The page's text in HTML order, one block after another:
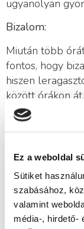
Ez a weboldal
Sütiket
szabásához,
valamint
média-, hirdető-
ugyanolyan
Bizalom:
Miután több
fontos, hogy
hiszen
között órákon át.
Kreativitás:
műszempillát
melyik állna
a vendég
milyen sűrű,
neki. Sőt